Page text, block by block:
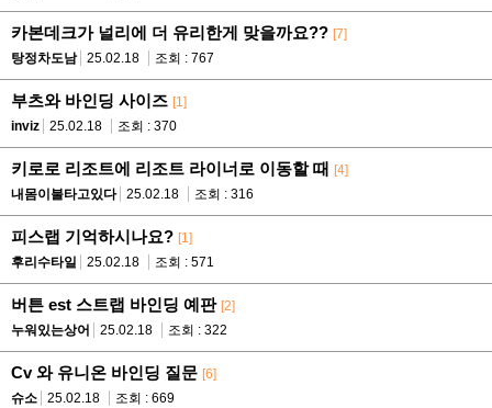
카본데크가 널리에 더 유리한게 맞을까요?? [7]
탕정차도남
25.02.18 조회 : 767
부츠와 바인딩 사이즈 [1]
inviz
25.02.18 조회 : 370
키로로 리조트에 리조트 라이너로 이동할 때 [4]
내몸이불타고있다
25.02.18 조회 : 316
피스랩 기억하시나요? [1]
후리수타일
25.02.18 조회 : 571
버튼 est 스트랩 바인딩 예판 [2]
누워있는상어
25.02.18 조회 : 322
Cv 와 유니온 바인딩 질문 [6]
슈소
25.02.18 조회 : 669